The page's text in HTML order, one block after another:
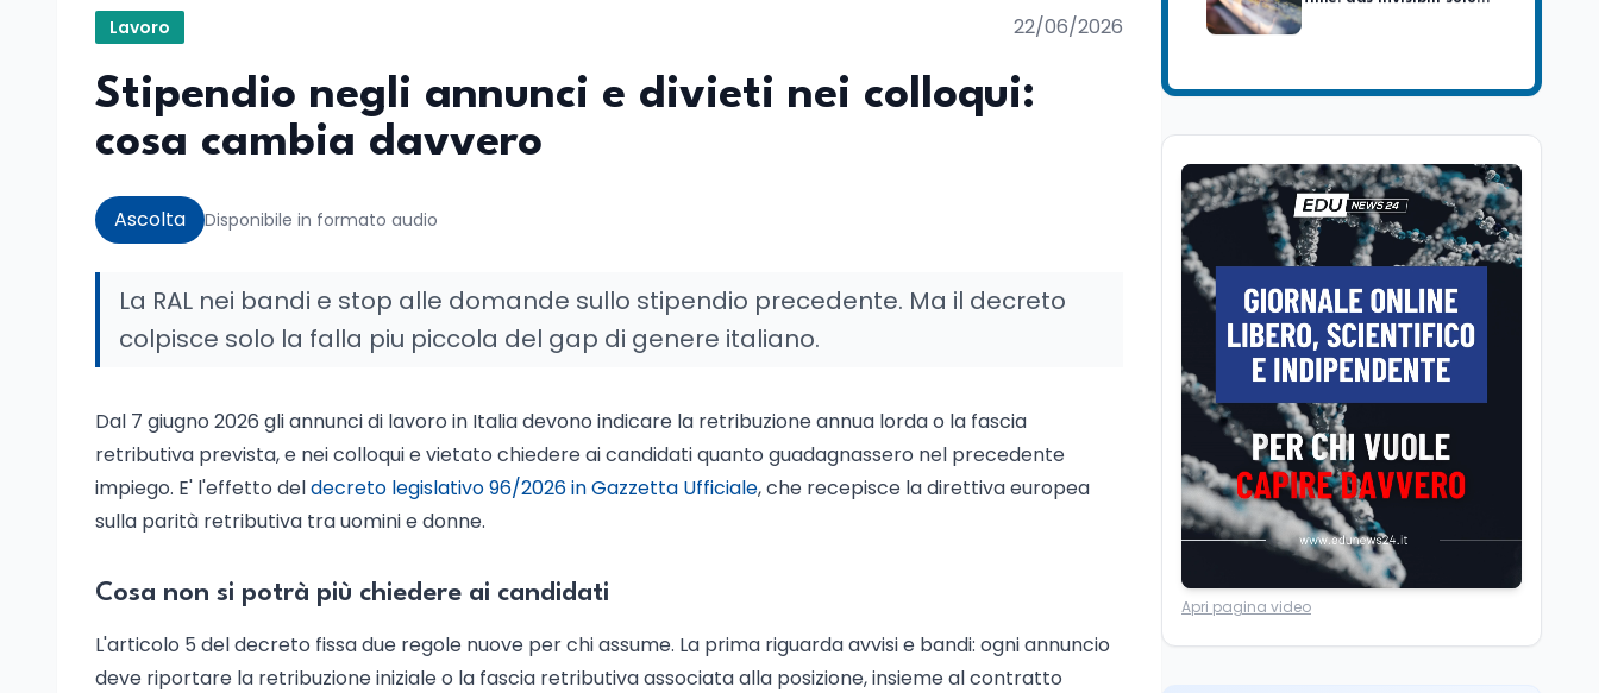
Lavoro 22/06/2026
Stipendio negli annunci e divieti nei colloqui:
cosa cambia davvero
Ascolta Disponibile in formato audio
La RAL nei bandi e stop alle domande sullo stipendio precedente. Ma il decreto
colpisce solo la falla piu piccola del gap di genere italiano.
Dal 7 giugno 2026 gli annunci di lavoro in Italia devono indicare la retribuzione annua lorda o la fascia
retributiva prevista, e nei colloqui e vietato chiedere ai candidati quanto guadagnassero nel precedente
impiego. E' l'effetto deldecreto legislativo 96/2026 in Gazzetta Ufficiale, che recepisce la direttiva europea
sulla parità retributiva tra uomini e donne.
Cosa non si potrà più chiedere ai candidati
L'articolo 5 del decreto fissa due regole nuove per chi assume. La prima riguarda avvisi e bandi: ogni annuncio
deve riportare la retribuzione iniziale o la fascia retributiva associata alla posizione, insieme al contratto
14enne era bullizzato: la
Scuola8 ago
A Taranto la dispersione
si combatte con la
pedagogia della
Mondo8 ago
IRIS² dal 2029: dietro
Starlink e xAI, e senza
Scuola 8 ago
Idonea in 8 classi di
concorso, precaria da 18
anni: il caso di Rimini
Tecnologia8 ago
Il cloaking selettivo di
Apri pagina video